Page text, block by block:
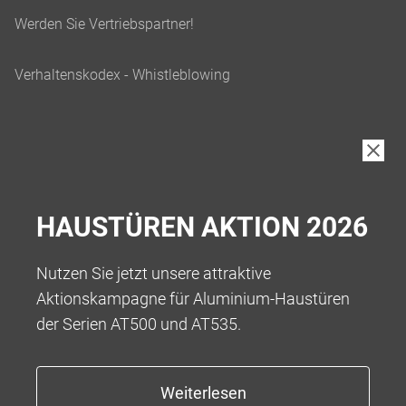
HAUSTÜREN AKTION 2026
Nutzen Sie jetzt unsere attraktive
Aktionskampagne für Aluminium-Haustüren
der Serien AT500 und AT535.